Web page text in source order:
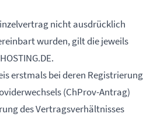
nicht ausdrücklich
wurden, gilt die jeweils
erstmals bei deren Registrierung
(ChProv-Antrag)
des Vertragsverhältnisses